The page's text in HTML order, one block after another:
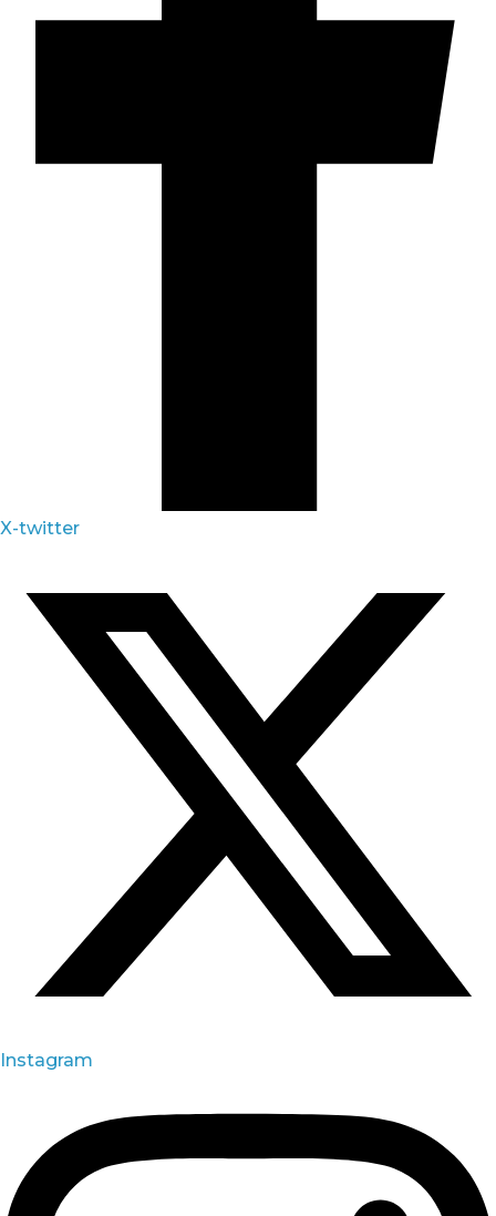
X-twitter
Instagram